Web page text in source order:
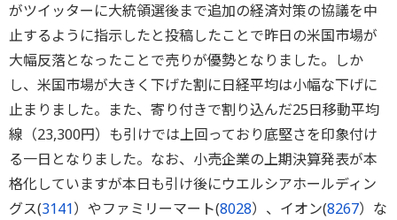
がツイッターに大統領選後まで追加の経済対策の協議を中
止するように指示したと投稿したことで昨日の米国市場が
大幅反落となったことで売りが優勢となりました。しか
し、米国市場が大きく下げた割に日経平均は小幅な下げに
止まりました。また、寄り付きで割り込んだ25日移動平均
線（23,300円）も引けでは上回っており底堅さを印象付け
る一日となりました。なお、小売企業の上期決算発表が本
格化していますが本日も引け後にウエルシアホールディン
グス(3141）やファミリーマート(8028）、イオン(8267）な